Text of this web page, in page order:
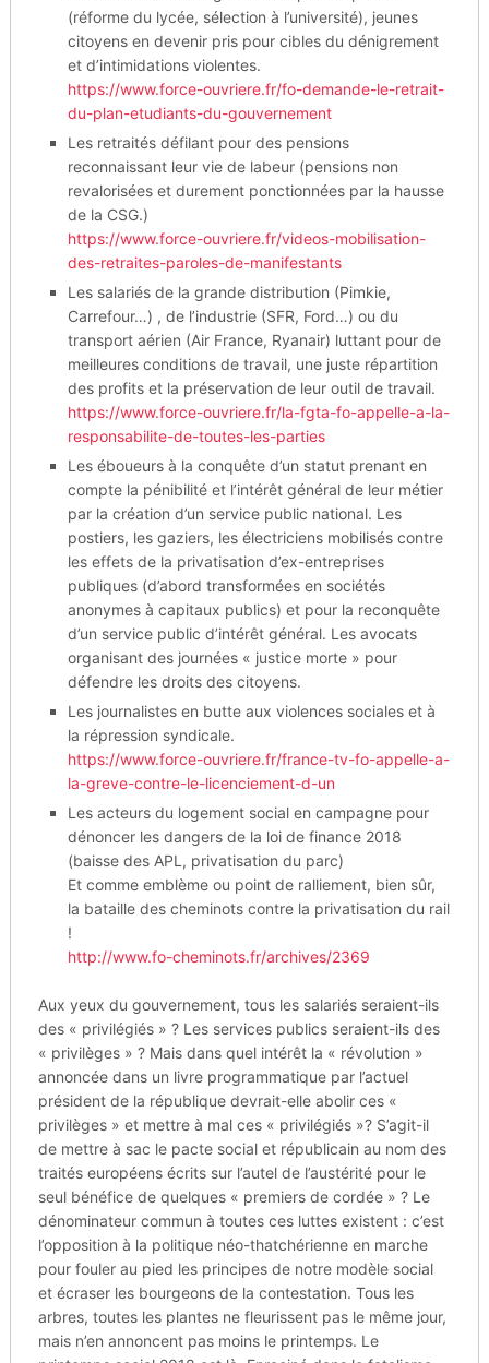
(réforme du lycée, sélection à l’université), jeunes
citoyens en devenir pris pour cibles du dénigrement
et d’intimidations violentes.
https://www.force-ouvriere.fr/fo-demande-le-retrait-
du-plan-etudiants-du-gouvernement
Les retraités défilant pour des pensions
reconnaissant leur vie de labeur (pensions non
revalorisées et durement ponctionnées par la hausse
de la CSG.)
https://www.force-ouvriere.fr/videos-mobilisation-
des-retraites-paroles-de-manifestants
Les salariés de la grande distribution (Pimkie,
Carrefour…) , de l’industrie (SFR, Ford…) ou du
transport aérien (Air France, Ryanair) luttant pour de
meilleures conditions de travail, une juste répartition
des profits et la préservation de leur outil de travail.
https://www.force-ouvriere.fr/la-fgta-fo-appelle-a-la-
responsabilite-de-toutes-les-parties
Les éboueurs à la conquête d’un statut prenant en
compte la pénibilité et l’intérêt général de leur métier
par la création d’un service public national. Les
postiers, les gaziers, les électriciens mobilisés contre
les effets de la privatisation d’ex-entreprises
publiques (d’abord transformées en sociétés
anonymes à capitaux publics) et pour la reconquête
d’un service public d’intérêt général. Les avocats
organisant des journées « justice morte » pour
défendre les droits des citoyens.
Les journalistes en butte aux violences sociales et à
la répression syndicale.
https://www.force-ouvriere.fr/france-tv-fo-appelle-a-
la-greve-contre-le-licenciement-d-un
Les acteurs du logement social en campagne pour
dénoncer les dangers de la loi de finance 2018
(baisse des APL, privatisation du parc)
Et comme emblème ou point de ralliement, bien sûr,
la bataille des cheminots contre la privatisation du rail
!
http://www.fo-cheminots.fr/archives/2369
Aux yeux du gouvernement, tous les salariés seraient-ils
des « privilégiés » ? Les services publics seraient-ils des
« privilèges » ? Mais dans quel intérêt la « révolution »
annoncée dans un livre programmatique par l’actuel
président de la république devrait-elle abolir ces «
privilèges » et mettre à mal ces « privilégiés »? S’agit-il
de mettre à sac le pacte social et républicain au nom des
traités européens écrits sur l’autel de l’austérité pour le
seul bénéfice de quelques « premiers de cordée » ? Le
dénominateur commun à toutes ces luttes existent : c’est
l’opposition à la politique néo-thatchérienne en marche
pour fouler au pied les principes de notre modèle social
et écraser les bourgeons de la contestation. Tous les
arbres, toutes les plantes ne fleurissent pas le même jour,
mais n’en annoncent pas moins le printemps. Le